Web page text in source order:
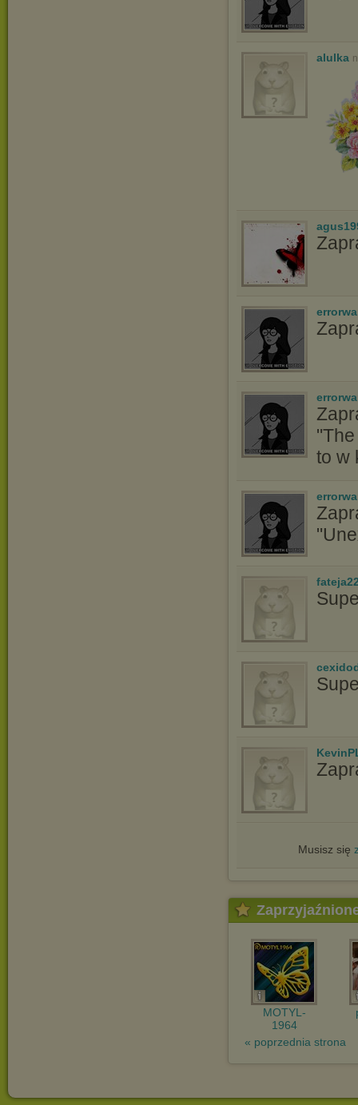
alulka
to w
Musisz się
MOTYL-
1964
« poprzednia strona